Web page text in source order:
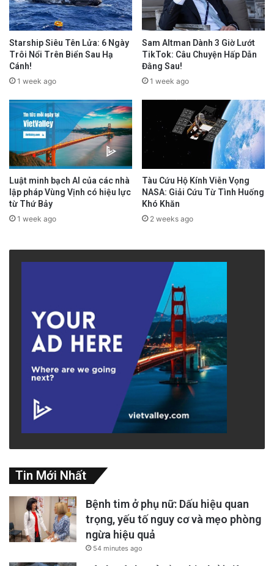
Starship Siêu Tên Lửa: 6 Ngày
Trôi Nổi Trên Biển Sau Hạ
Cánh!
1 week ago
Sam Altman Dành 3 Giờ Lướt
TikTok: Câu Chuyện Hấp Dẫn
Đằng Sau!
1 week ago
Luật minh bạch AI của các nhà
lập pháp Vùng Vịnh có hiệu lực
từ Thứ Bảy
1 week ago
Tàu Cứu Hộ Kính Viễn Vọng
NASA: Giải Cứu Từ Tình Huống
Khó Khăn
2 weeks ago
Tin Mới Nhất
Bệnh tim ở phụ nữ: Dấu hiệu quan
trọng, yếu tố nguy cơ và mẹo phòng
ngừa hiệu quả
54 minutes ago